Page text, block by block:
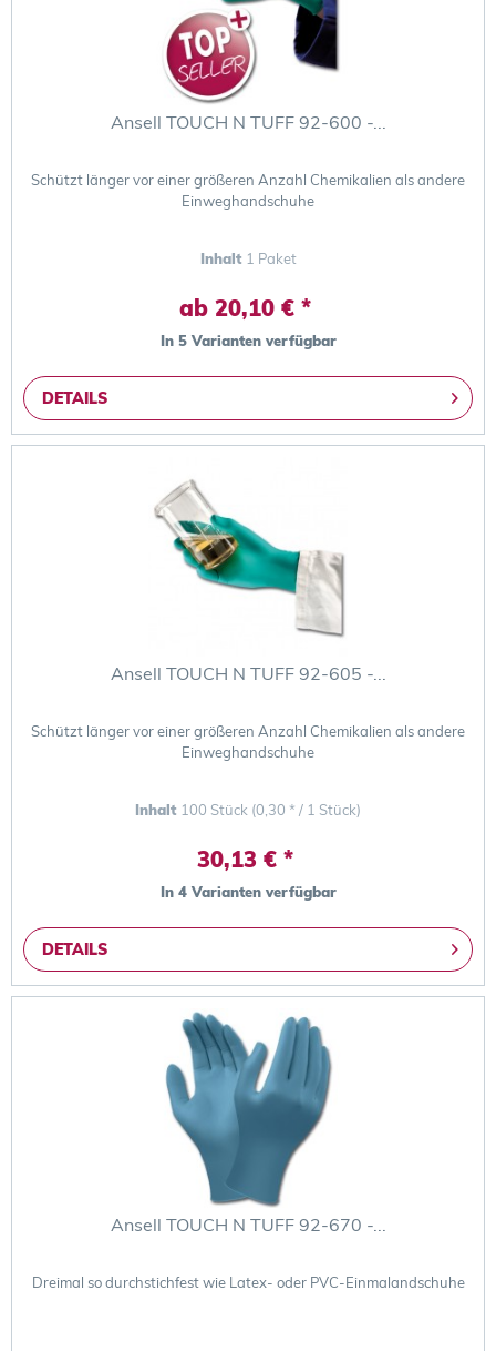
Ansell TOUCH N TUFF 92-600 -...
Schützt länger vor einer größeren Anzahl Chemikalien als andere
Einweghandschuhe
Inhalt 1 Paket
ab 20,10 € *
In 5 Varianten verfügbar
DETAILS
Ansell TOUCH N TUFF 92-605 -...
Schützt länger vor einer größeren Anzahl Chemikalien als andere
Einweghandschuhe
Inhalt 100 Stück (0,30 * / 1 Stück)
30,13 € *
In 4 Varianten verfügbar
DETAILS
Ansell TOUCH N TUFF 92-670 -...
Dreimal so durchstichfest wie Latex- oder PVC-Einmalandschuhe